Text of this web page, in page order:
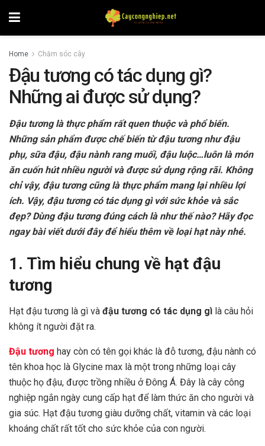
Home Chăm sóc cây
Đậu tương có tác dụng gì?
Những ai được sử dụng?
Đậu tương là thực phẩm rất quen thuộc và phổ biến.
Những sản phẩm được chế biến từ đậu tương như đậu
phụ, sữa đậu, đậu nành rang muối, đậu luộc…luôn là món
ăn cuốn hút nhiều người và được sử dụng rộng rãi. Không
chỉ vậy, đậu tương cũng là thực phẩm mang lại nhiều lợi
ích. Vậy, đậu tương có tác dụng gì với sức khỏe và sắc
đẹp? Dùng đậu tương đúng cách là như thế nào? Hãy đọc
ngay bài viết dưới đây để hiểu thêm về loại hạt này nhé.
1. Tìm hiểu chung về hạt đậu
tương
Hạt đậu tương là gì và đậu tương có tác dụng gì là câu hỏi
không ít người đặt ra.
Đậu tương hay còn có tên gọi khác là đỗ tương, đậu nành có
tên khoa học là Glycine max là một trong những loại cây
thuộc họ đậu, được trồng nhiều ở Đông Á. Đây là cây công
nghiệp ngắn ngày cung cấp hạt để làm thức ăn cho người và
gia súc. Hạt đậu tương giàu dưỡng chất, vitamin và các loại
khoáng chất rất tốt cho sức khỏe của con người.